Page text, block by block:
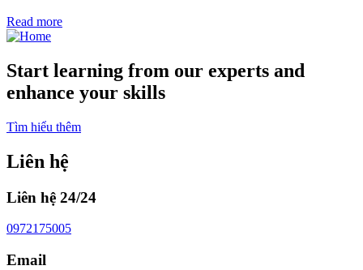
Read more
Start learning from our experts and
enhance your skills
Tìm hiểu thêm
Liên hệ
Liên hệ 24/24
0972175005
Email